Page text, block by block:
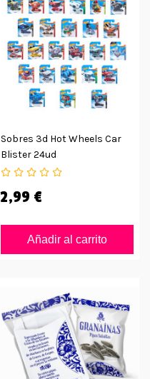
Sobres 3d Hot Wheels Car
Blister 24ud
2,99 €
Añadir al carrito